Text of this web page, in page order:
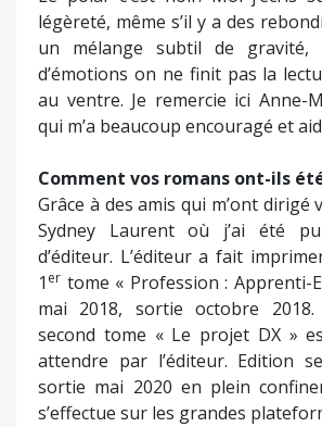
légèreté, même s’il y a des
un mélange subtil de
d’émotions on ne finit pas la
au ventre. Je remercie ici Anne-
qui m’a beaucoup encouragé et
Comment vos romans ont-ils
Grâce à des amis qui m’ont dirigé
Sydney Laurent où j’ai été
d’éditeur. L’éditeur a fait
1 er tome « Profession : Apprenti-
mai 2018, sortie octobre
second tome « Le projet DX »
attendre par l’éditeur. Edition
sortie mai 2020 en plein
s’effectue sur les grandes